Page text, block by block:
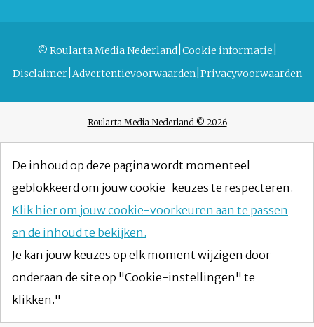
© Roularta Media Nederland Cookie informatie
Disclaimer Advertentievoorwaarden Privacyvoorwaarden
Roularta Media Nederland © 2026
De inhoud op deze pagina wordt momenteel
geblokkeerd om jouw cookie-keuzes te respecteren.
Klik hier om jouw cookie-voorkeuren aan te passen
en de inhoud te bekijken.
Je kan jouw keuzes op elk moment wijzigen door
onderaan de site op "Cookie-instellingen" te
klikken."